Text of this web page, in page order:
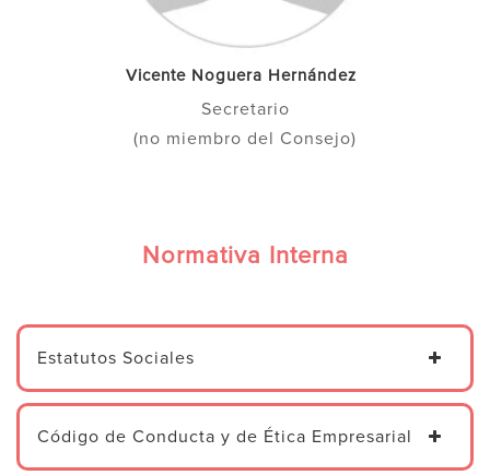
Vicente Noguera Hernández
Secretario
(no miembro del Consejo)
Normativa Interna
Estatutos Sociales
Código de Conducta y de Ética Empresarial